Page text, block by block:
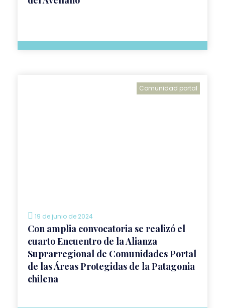
Comunidad portal
19 de junio de 2024
Con amplia convocatoria se realizó el
cuarto Encuentro de la Alianza
Suprarregional de Comunidades Portal
de las Áreas Protegidas de la Patagonia
chilena